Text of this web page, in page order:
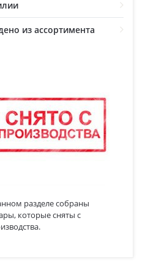
из ассортимента
разделе собраны
которые сняты с